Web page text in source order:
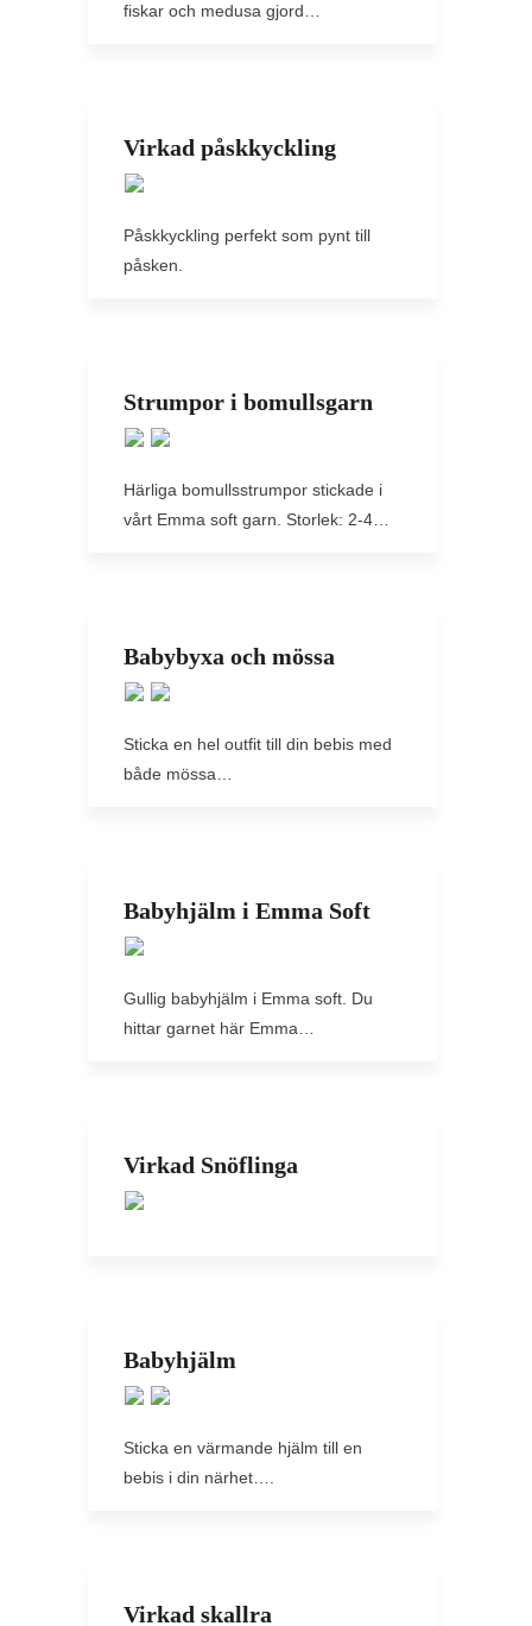
fiskar och medusa gjord…
Virkad påskkyckling
Påskkyckling perfekt som pynt till
påsken.
Strumpor i bomullsgarn
Härliga bomullsstrumpor stickade i
vårt Emma soft garn. Storlek: 2-4…
Babybyxa och mössa
Sticka en hel outfit till din bebis med
både mössa…
Babyhjälm i Emma Soft
Gullig babyhjälm i Emma soft. Du
hittar garnet här Emma…
Virkad Snöflinga
Babyhjälm
Sticka en värmande hjälm till en
bebis i din närhet….
Virkad skallra